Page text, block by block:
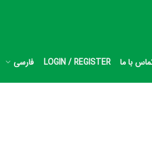
با ما LOGIN / REGISTER فارسی